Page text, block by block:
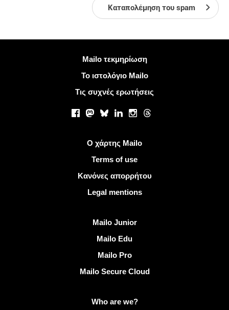
Καταπολέμηση του spam
Περισσότερες πληροφορίεςMailo τεκμηρίωση
Το ιστολόγιο Mailo
Τις συχνές ερωτήσεις
Facebook
Mastodon
BlueskyLinkedInInstagram
Threads
Ο χάρτης Mailo
Terms of use
Κανόνες απορρήτου
Legal mentions
Mailo Junior
Mailo Edu
Mailo Pro
Mailo Secure Cloud
Περισσότερες πληροφορίες στο Mailo
Who are we?